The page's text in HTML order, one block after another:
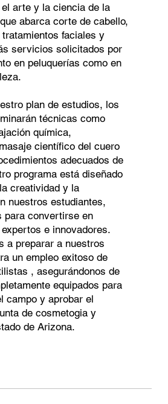
arte y la ciencia de la
abarca corte de cabello,
tratamientos faciales y
servicios solicitados por
en peluquerías como en
plan de estudios, los
técnicas como
química,
científico del cuero
adecuados de
programa está diseñado
creatividad y la
nuestros estudiantes,
para convertirse en
e innovadores.
a preparar a nuestros
un empleo exitoso de
, asegurándonos de
equipados para
campo y aprobar el
de cosmetogia y
de Arizona.